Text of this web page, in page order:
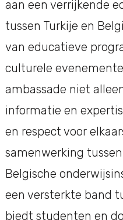
aan een verrijkende
tussen Turkije en
van educatieve
culturele
ambassade niet
informatie en
en respect voor
samenwerking
Belgische
een versterkte band
biedt studenten en